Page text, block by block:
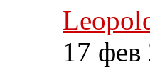
17 фев